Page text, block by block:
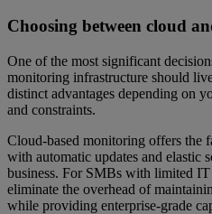
Choosing between cloud
One of the most significant
monitoring infrastructure should
distinct advantages depending on
and constraints.
Cloud-based monitoring offers the
with automatic updates and elastic
business. For SMBs with limited IT
eliminate the overhead of
while providing enterprise-grade